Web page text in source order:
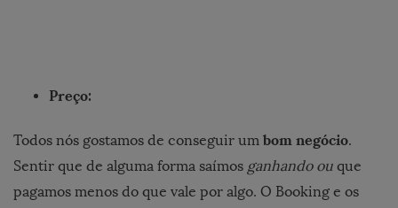
Preço:
Todos nós gostamos de conseguir um bom negócio.
Sentir que de alguma forma saímos ganhando ou que
pagamos menos do que vale por algo. O Booking e os